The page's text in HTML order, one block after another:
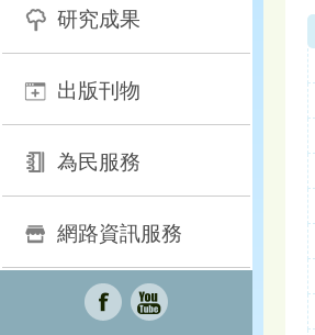
研究成果
出版刊物
為民服務
網路資訊服務